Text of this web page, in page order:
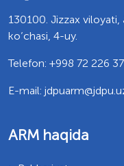
130100. Jizzax viloyati,
ko’chasi, 4-uy.
Telefon: +998 72 226
E-mail:
ARM haqida